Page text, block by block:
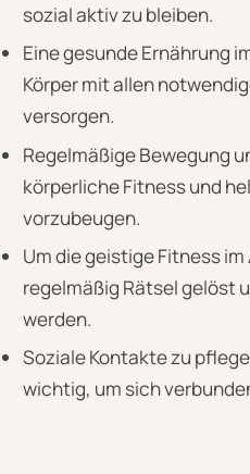
sozial aktiv zu bleiben.
Eine gesunde Ernährung
Körper mit allen
versorgen.
Regelmäßige Bewegung
körperliche Fitness und
vorzubeugen.
Um die geistige Fitness
regelmäßig Rätsel gelöst
werden.
Soziale Kontakte zu
wichtig, um sich